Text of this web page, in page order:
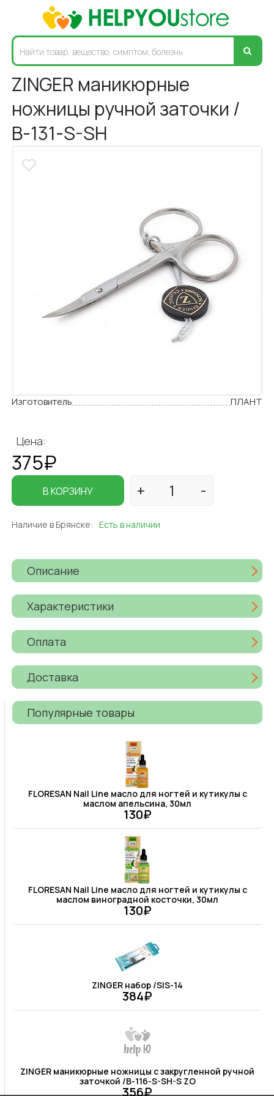
ZINGER маникюрные
ножницы ручной заточки /
В-131-S-SH
Изготовитель ПЛАНТ
Цена:
375₽
В КОРЗИНУ
Наличие в Брянске: Есть в наличии
Описание
Характеристики
Оплата
Доставка
Популярные товары
FLORESAN Nail Line масло для ногтей и кутикулы с
маслом апельсина, 30мл
130₽
FLORESAN Nail Line масло для ногтей и кутикулы с
маслом виноградной косточки, 30мл
130₽
ZINGER набор /SIS-14
384₽
ZINGER маникюрные ножницы с закругленной ручной
заточкой /В-116-S-SH-S ZO
356₽